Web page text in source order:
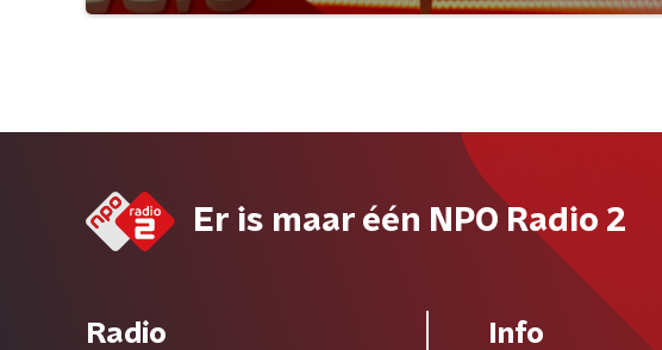
Er is maar één NPO Radio 2
Radio Info